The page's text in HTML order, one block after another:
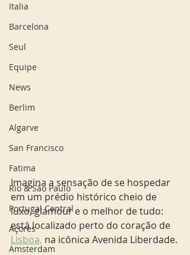
Italia
Barcelona
Seul
Equipe
News
Berlim
Algarve
San Francisco
Fatima
Rio & São Paulo
Portugal Central
Açores
Amsterdam
Imagina a sensação de se hospedar
em um prédio histórico cheio de
luxo, glamour e o melhor de tudo:
está localizado perto do coração de
Lisboa, na icônica Avenida Liberdade.